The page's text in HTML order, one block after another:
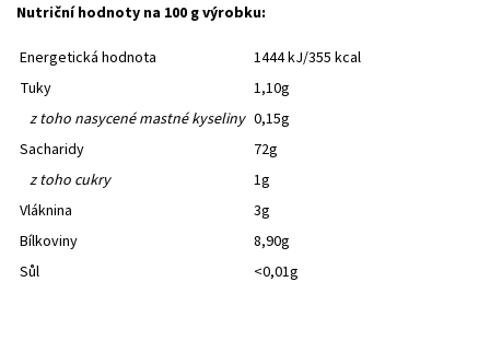
Nutriční hodnoty na 100 g výrobku:
Energetická hodnota
1444 kJ/355 kcal
Tuky
1,10g
z toho nasycené mastné kyseliny 0,15g
Sacharidy
72g
z toho cukry
1g
Vláknina
3g
Bílkoviny
8,90g
Sůl
<0,01g